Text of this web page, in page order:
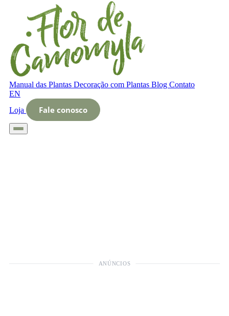
Manual das Plantas Decoração com Plantas Blog Contato
EN
Loja
Fale conosco
ANÚNCIOS